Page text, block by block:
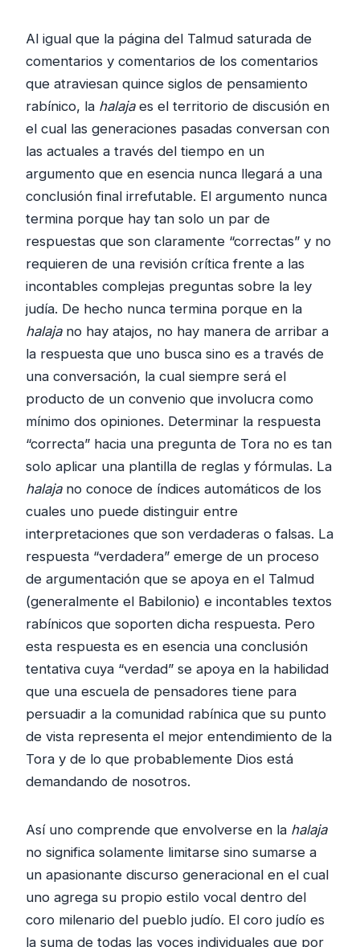
Al igual que la página del Talmud saturada de
comentarios y comentarios de los comentarios
que atraviesan quince siglos de pensamiento
rabínico, la halaja es el territorio de discusión en
el cual las generaciones pasadas conversan con
las actuales a través del tiempo en un
argumento que en esencia nunca llegará a una
conclusión final irrefutable. El argumento nunca
termina porque hay tan solo un par de
respuestas que son claramente “correctas” y no
requieren de una revisión crítica frente a las
incontables complejas preguntas sobre la ley
judía. De hecho nunca termina porque en la
halaja no hay atajos, no hay manera de arribar a
la respuesta que uno busca sino es a través de
una conversación, la cual siempre será el
producto de un convenio que involucra como
mínimo dos opiniones. Determinar la respuesta
“correcta” hacia una pregunta de Tora no es tan
solo aplicar una plantilla de reglas y fórmulas. La
halaja no conoce de índices automáticos de los
cuales uno puede distinguir entre
interpretaciones que son verdaderas o falsas. La
respuesta “verdadera” emerge de un proceso
de argumentación que se apoya en el Talmud
(generalmente el Babilonio) e incontables textos
rabínicos que soporten dicha respuesta. Pero
esta respuesta es en esencia una conclusión
tentativa cuya “verdad” se apoya en la habilidad
que una escuela de pensadores tiene para
persuadir a la comunidad rabínica que su punto
de vista representa el mejor entendimiento de la
Tora y de lo que probablemente Dios está
demandando de nosotros.
Así uno comprende que envolverse en la halaja
no significa solamente limitarse sino sumarse a
un apasionante discurso generacional en el cual
uno agrega su propio estilo vocal dentro del
coro milenario del pueblo judío. El coro judío es
la suma de todas las voces individuales que por